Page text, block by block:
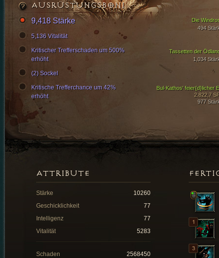
Tassetten der
1,034
Bul-Kathos' feier{d}licher
2.822,7
977
Die
494
AUSRÜSTUNGSBONI
9,418 Stärke
5,136 Vitalität
Kritischer Trefferschaden um 500%
erhöht
(2) Sockel
Kritische Trefferchance um 42%
erhöht
ATTRIBUTE
Stärke
10260
Geschicklichkeit
77
Intelligenz
77
Vitalität
5283
Schaden
2568450